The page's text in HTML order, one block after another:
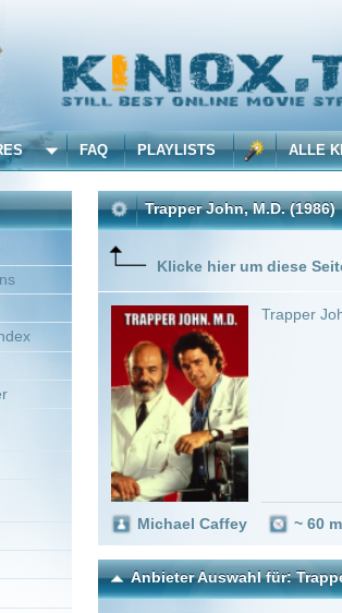
FAQ
Trapper John, M.D. (1986)
Klicke hier um diese Seite anzupassen
Trapper John, M.D. ist eine
Michael Caffey ~ 60 min.
Anbieter Auswahl für: Trapper John, M.D.